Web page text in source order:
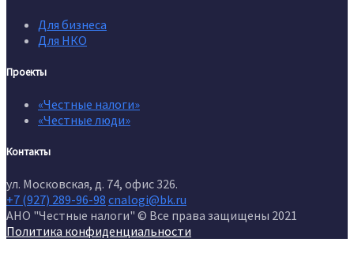
Для бизнеса
Для НКО
Проекты
«Честные налоги»
«Честные люди»
Контакты
ул. Московская, д. 74, офис 326.
+7 (927) 289-96-98 cnalogi@bk.ru
АНО "Честные налоги" © Все права защищены 2021
Политика конфиденциальности